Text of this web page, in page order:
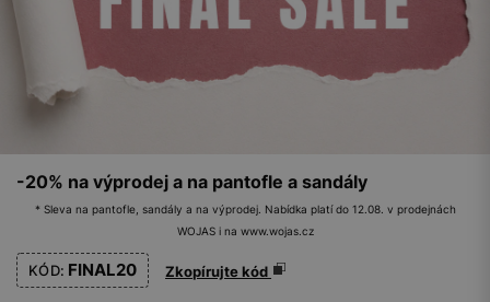
-20% na výprodej a na pantofle a sandály
* Sleva na pantofle, sandály a na výprodej. Nabídka platí do 12.08. v prodejnách
WOJAS i na www.wojas.cz
KÓD: FINAL20 Zkopírujte kód